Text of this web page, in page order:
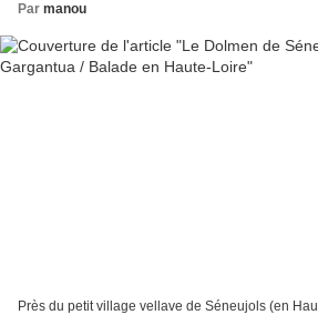
Par manou
Près du petit village vellave de Séneujols (en